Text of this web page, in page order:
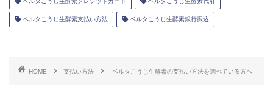
ベルタこうじ生酵素支払い方法 ベルタこうじ生酵素銀行振込
HOME 支払い方法 ベルタこうじ生酵素の支払い方法を調べている方へ